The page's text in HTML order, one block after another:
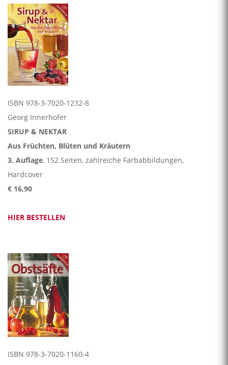
ISBN 978-3-7020-1232-8
Georg Innerhofer
SIRUP & NEKTAR
Aus Früchten, Blüten und Kräutern
3. Auflage, 152 Seiten, zahlreiche Farbabbildungen,
Hardcover
€ 16,90
HIER BESTELLEN
ISBN 978-3-7020-1160-4